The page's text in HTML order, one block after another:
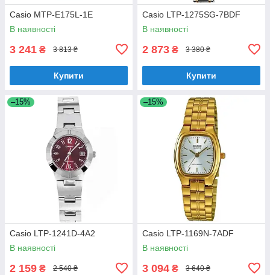
Casio MTP-E175L-1E
В наявності
3 241 ₴ 3 813 ₴
Купити
Casio LTP-1275SG-7BDF
В наявності
2 873 ₴ 3 380 ₴
Купити
–15%
Casio LTP-1241D-4A2
В наявності
2 159 ₴ 2 540 ₴
–15%
Casio LTP-1169N-7ADF
В наявності
3 094 ₴ 3 640 ₴